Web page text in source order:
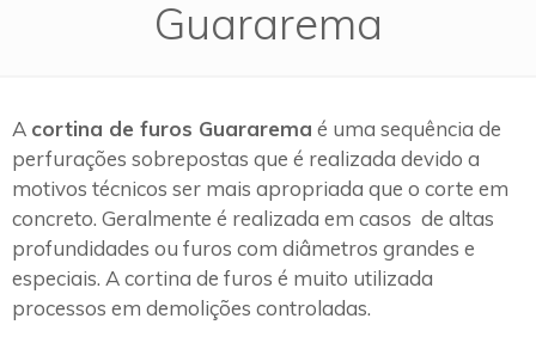
Guararema
A cortina de furos Guararema é uma sequência de
perfurações sobrepostas que é realizada devido a
motivos técnicos ser mais apropriada que o corte em
concreto. Geralmente é realizada em casos de altas
profundidades ou furos com diâmetros grandes e
especiais. A cortina de furos é muito utilizada
processos em demolições controladas.